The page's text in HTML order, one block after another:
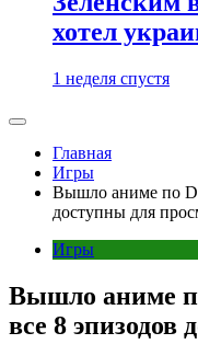
хотел
1 неделя спустя
Главная
Игры
Вышло аниме по
доступны для
Игры
Вышло аниме
все 8 эпизодов